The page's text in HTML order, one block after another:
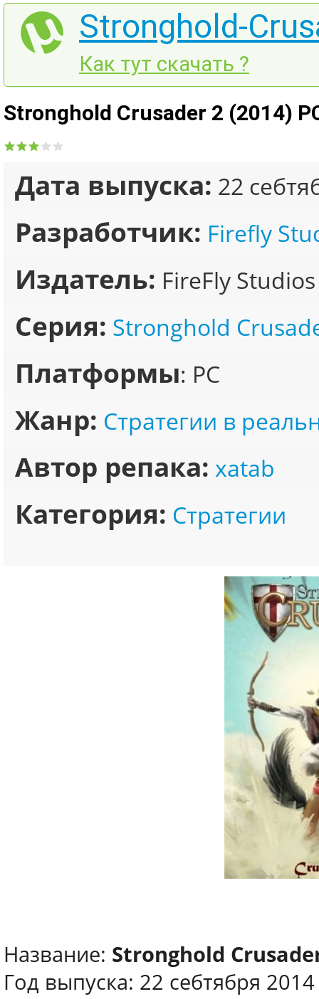
Stronghold-
Как тут скачать ?
Stronghold Crusader 2 (2014)
Дата выпуска: 22
Разработчик: Firefly
Издатель: FireFly Studios
Серия: Stronghold
Платформы: PC
Жанр: Стратегии в
Автор репака: xatab
Категория: Стратегии
Название: Stronghold
Год выпуска: 22 себтября 2014